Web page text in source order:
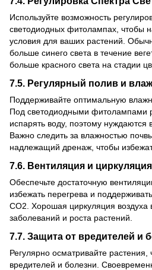
Используйте возможность
светодиодных фитолампах, чтобы
условия для ваших растений.
больше синего света в течение
больше красного света на стадии
7.5. Регулярный полив и
Поддерживайте оптимальную
Под светодиодными фитолампами
испарять воду, поэтому нуждаются
Важно следить за влажностью
надлежащий дренаж, чтобы
7.6. Вентиляция и
Обеспечьте достаточную
избежать перегрева и
CO2. Хорошая циркуляция воздуха
заболеваний и роста растений.
7.7. Защита от вредителей и
Регулярно осматривайте
вредителей и болезни.